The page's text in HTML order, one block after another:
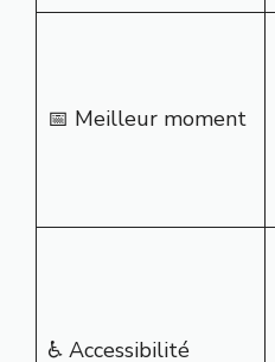
📅 Meilleur moment
♿ Accessibilité